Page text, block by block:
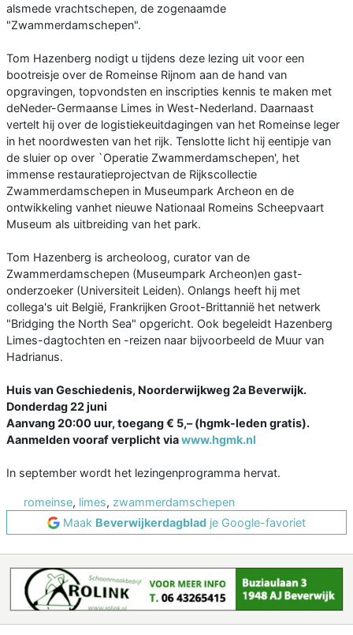
alsmede vrachtschepen, de zogenaamde
"Zwammerdamschepen".
Tom Hazenberg nodigt u tijdens deze lezing uit voor een
bootreisje over de Romeinse Rijnom aan de hand van
opgravingen, topvondsten en inscripties kennis te maken met
deNeder-Germaanse Limes in West-Nederland. Daarnaast
vertelt hij over de logistiekeuitdagingen van het Romeinse leger
in het noordwesten van het rijk. Tenslotte licht hij eentipje van
de sluier op over `Operatie Zwammerdamschepen', het
immense restauratieprojectvan de Rijkscollectie
Zwammerdamschepen in Museumpark Archeon en de
ontwikkeling vanhet nieuwe Nationaal Romeins Scheepvaart
Museum als uitbreiding van het park.
Tom Hazenberg is archeoloog, curator van de
Zwammerdamschepen (Museumpark Archeon)en gast-
onderzoeker (Universiteit Leiden). Onlangs heeft hij met
collega's uit België, Frankrijken Groot-Brittannië het netwerk
"Bridging the North Sea" opgericht. Ook begeleidt Hazenberg
Limes-dagtochten en -reizen naar bijvoorbeeld de Muur van
Hadrianus.
Huis van Geschiedenis, Noorderwijkweg 2a Beverwijk.
Donderdag 22 juni
Aanvang 20:00 uur, toegang € 5,– (hgmk-leden gratis).
Aanmelden vooraf verplicht viawww.hgmk.nl
In september wordt het lezingenprogramma hervat.
romeinse, limes, zwammerdamschepen
Maak Beverwijkerdagblad je Google-favoriet